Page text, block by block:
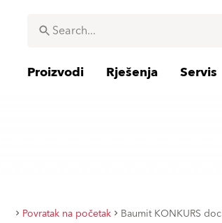
Proizvodi Rješenja Servis
Povratak na početak Baumit KONKURS doc